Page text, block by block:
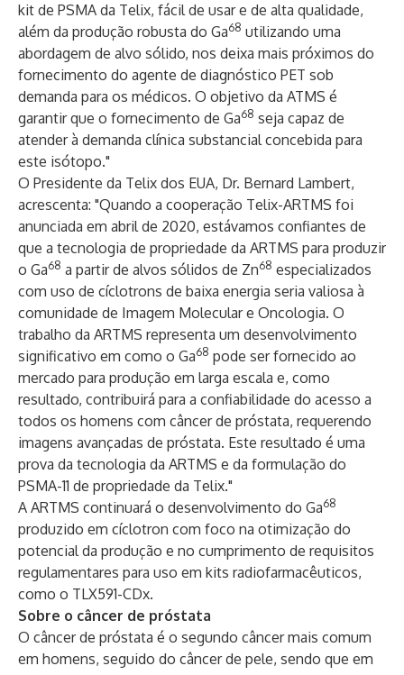
kit de PSMA da Telix, fácil de usar e de alta qualidade,
além da produção robusta do Ga68 utilizando uma
abordagem de alvo sólido, nos deixa mais próximos do
fornecimento do agente de diagnóstico PET sob
demanda para os médicos. O objetivo da ATMS é
garantir que o fornecimento de Ga68 seja capaz de
atender à demanda clínica substancial concebida para
este isótopo."
O Presidente da Telix dos EUA, Dr. Bernard Lambert,
acrescenta: "Quando a cooperação Telix-ARTMS foi
anunciada em abril de 2020, estávamos confiantes de
que a tecnologia de propriedade da ARTMS para produzir
o Ga68 a partir de alvos sólidos de Zn68 especializados
com uso de cíclotrons de baixa energia seria valiosa à
comunidade de Imagem Molecular e Oncologia. O
trabalho da ARTMS representa um desenvolvimento
significativo em como o Ga68 pode ser fornecido ao
mercado para produção em larga escala e, como
resultado, contribuirá para a confiabilidade do acesso a
todos os homens com câncer de próstata, requerendo
imagens avançadas de próstata. Este resultado é uma
prova da tecnologia da ARTMS e da formulação do
PSMA-11 de propriedade da Telix."
A ARTMS continuará o desenvolvimento do Ga68
produzido em cíclotron com foco na otimização do
potencial da produção e no cumprimento de requisitos
regulamentares para uso em kits radiofarmacêuticos,
como o TLX591-CDx.
Sobre o câncer de próstata
O câncer de próstata é o segundo câncer mais comum
em homens, seguido do câncer de pele, sendo que em